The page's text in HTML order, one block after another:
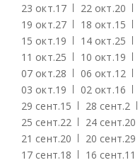
23 окт.17 22 окт.20
19 окт.27 18 окт.15
15 окт.19 14 окт.25
11 окт.25 10 окт.19
07 окт.28 06 окт.12
03 окт.19 02 окт.16
29 сент.15 28 сент.2
25 сент.22 24 сент.20
21 сент.20 20 сент.29
17 сент.18 16 сент.11